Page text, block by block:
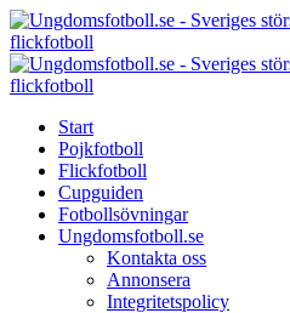
Menu
Search
Menu
Start
Pojkfotboll
Flickfotboll
Cupguiden
Fotbollsövningar
Ungdomsfotboll.se
Kontakta oss
Annonsera
Integritetspolicy